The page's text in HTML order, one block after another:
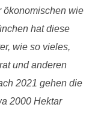
ökonomischen wie
hat diese
wie so vieles,
und anderen
2021 gehen die
2000 Hektar